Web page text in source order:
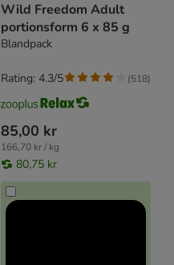
Wild Freedom Adult
portionsform 6 x 85 g
Blandpack
85,00 kr
166,70 kr / kg
80,75 kr
Rating: 4.3/5 (518)